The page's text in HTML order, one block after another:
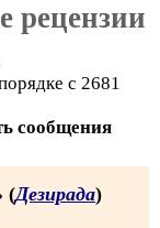
рецензии
с 2681
сообщения
(Дезирада)